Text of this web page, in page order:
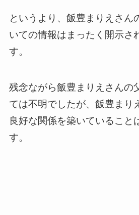
というより、飯豊まりえさん
いての情報はまったく開示さ
す。
残念ながら飯豊まりえさんの
ては不明でしたが、飯豊まり
良好な関係を築いていること
す。